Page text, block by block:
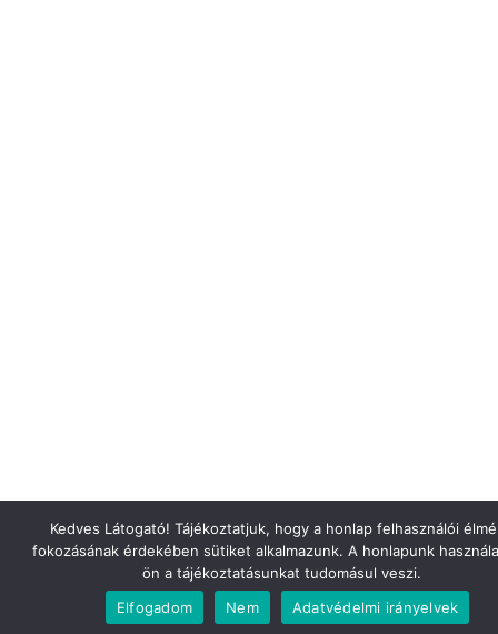
Kedves Látogató! Tájékoztatjuk, hogy a honlap felhasználói
fokozásának érdekében sütiket alkalmazunk. A honlapunk
ön a tájékoztatásunkat tudomásul veszi.
Elfogadom
Nem Adatvédelmi irányelvek